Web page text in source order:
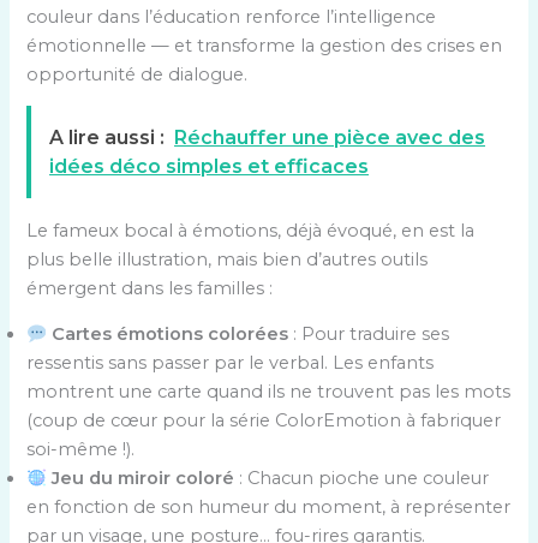
couleur dans l’éducation renforce l’intelligence
émotionnelle — et transforme la gestion des crises en
opportunité de dialogue.
A lire aussi : Réchauffer une pièce avec des
idées déco simples et efficaces
Le fameux bocal à émotions, déjà évoqué, en est la
plus belle illustration, mais bien d’autres outils
émergent dans les familles :
Cartes émotions colorées : Pour traduire ses
ressentis sans passer par le verbal. Les enfants
montrent une carte quand ils ne trouvent pas les mots
(coup de cœur pour la série ColorEmotion à fabriquer
soi-même !).
Jeu du miroir coloré : Chacun pioche une couleur
en fonction de son humeur du moment, à représenter
par un visage, une posture… fou-rires garantis.